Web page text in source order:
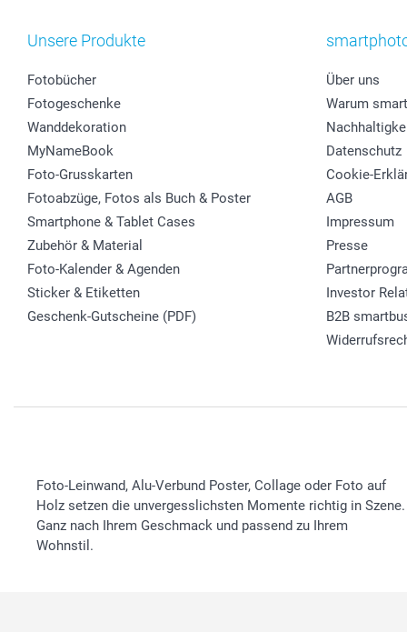
Unsere Produkte
Fotobücher
Fotogeschenke
Wanddekoration
MyNameBook
Foto-Grusskarten
Fotoabzüge, Fotos als Buch & Poster
Smartphone & Tablet Cases
Zubehör & Material
Foto-Kalender & Agenden
Sticker & Etiketten
Geschenk-Gutscheine (PDF)
Über uns
Warum
Datenschutz
Cookie-
AGB
Impressum
Presse
Investor
B2B
Foto-Leinwand, Alu-Verbund Poster, Collage oder Foto auf
Holz setzen die unvergesslichsten Momente richtig in Szene.
Ganz nach Ihrem Geschmack und passend zu Ihrem
Wohnstil.